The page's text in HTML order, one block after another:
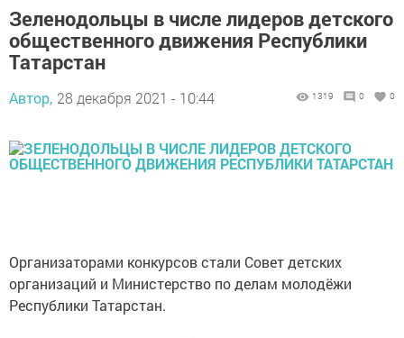
Зеленодольцы в числе лидеров детского
общественного движения Республики
Татарстан
Автор, 28 декабря 2021 - 10:44 1319 0 0
Организаторами конкурсов стали Совет детских
организаций и Министерство по делам молодёжи
Республики Татарстан.